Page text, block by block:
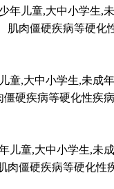
年儿童,大中小学生,
肌肉僵硬疾病等硬化
童,大中小学生,未成
硬疾病等硬化性疾
儿童,大中小学生,未
肉僵硬疾病等硬化性